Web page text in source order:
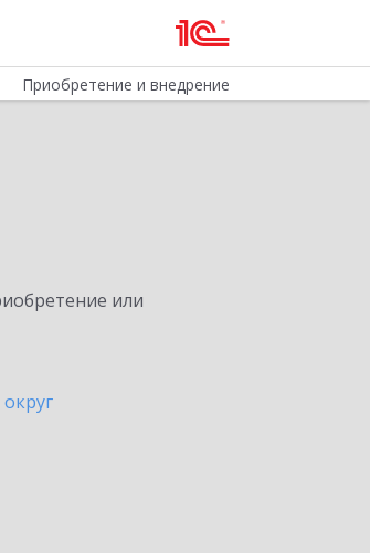
Приобретение и внедрение
или